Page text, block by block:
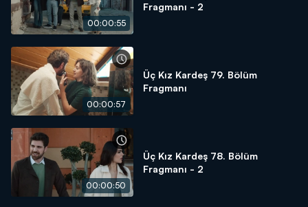
00:00:55
Fragmanı - 2
00:00:57
Üç Kız Kardeş 79. Bölüm
Fragmanı
00:00:50
Üç Kız Kardeş 78. Bölüm
Fragmanı - 2